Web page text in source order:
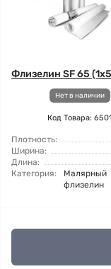
Флизелин SF 65
Нет в наличии
Код Товара: 6501
Плотность:
Ширина:
Длина:
Категория:
Малярный
флизелин